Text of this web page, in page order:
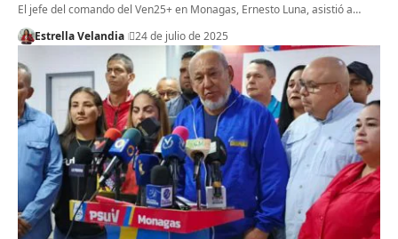
El jefe del comando del Ven25+ en Monagas, Ernesto Luna, asistió a…
Estrella Velandia
24 de julio de 2025